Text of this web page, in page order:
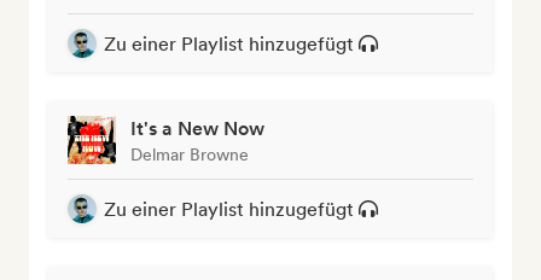
Zu einer Playlist hinzugefügt
It's a New Now
Delmar Browne
Zu einer Playlist hinzugefügt